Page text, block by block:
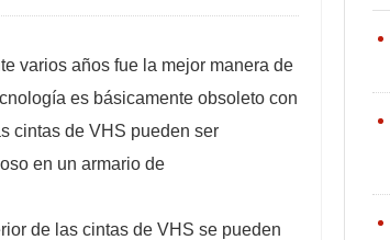
varios años fue la mejor manera de
es básicamente obsoleto con
cintas de VHS pueden ser
en un armario de
de las cintas de VHS se pueden